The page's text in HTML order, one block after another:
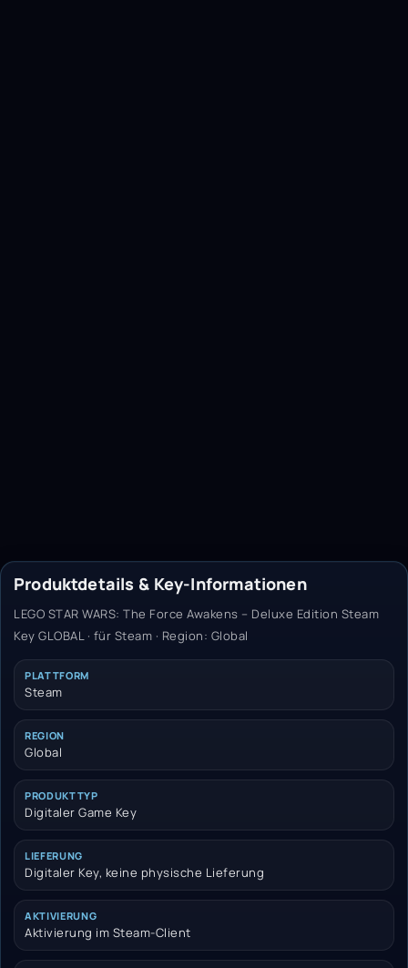
Produktdetails & Key-Informationen
LEGO STAR WARS: The Force Awakens – Deluxe Edition Steam
Key GLOBAL · für Steam · Region: Global
PLATTFORM
Steam
REGION
Global
PRODUKTTYP
Digitaler Game Key
LIEFERUNG
Digitaler Key, keine physische Lieferung
AKTIVIERUNG
Aktivierung im Steam-Client